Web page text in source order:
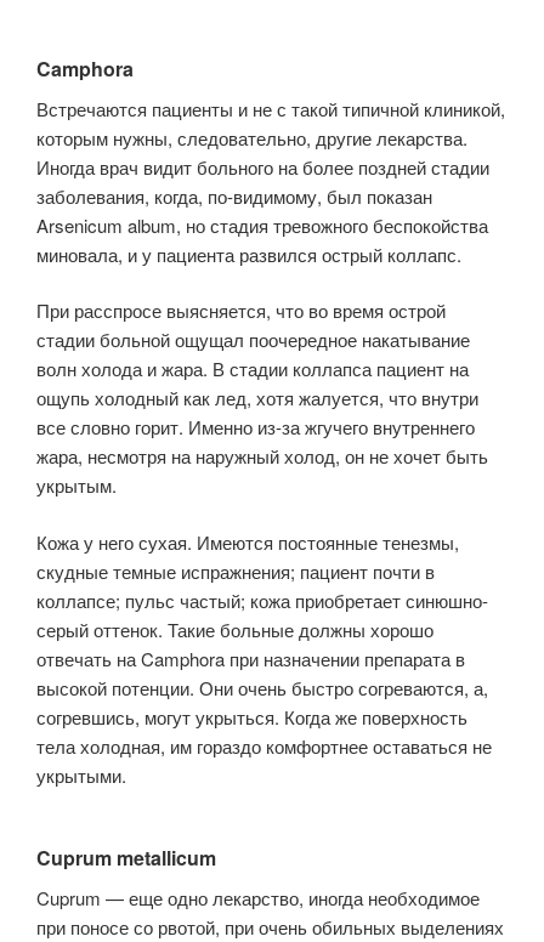
Camphora
Встречаются пациенты и не с такой типичной клиникой,
которым нужны, следовательно, другие лекарства.
Иногда врач видит больного на более поздней стадии
заболевания, когда, по-видимому, был показан
Arsenicum album, но стадия тревожного беспокойства
миновала, и у пациента развился острый коллапс.
При расспросе выясняется, что во время острой
стадии боль­ной ощущал поочередное накатывание
волн холода и жара. В стадии кол­лапса пациент на
ощупь холодный как лед, хотя жалуется, что внутри
все словно горит. Именно из-за жгучего внутреннего
жара, несмотря на наруж­ный холод, он не хочет быть
укрытым.
Кожа у него сухая. Имеются постоянные тенезмы,
скудные темные испражнения; пациент почти в
коллапсе; пульс частый; кожа приобретает синюшно-
серый оттенок. Такие больные должны хорошо
отвечать на Camphora при назначении препарата в
высокой потенции. Они очень быстро согреваются, а,
согрев­шись, могут укрыться. Когда же поверхность
тела холодная, им гораздо ком­фортнее оставаться не
укрытыми.
Cuprum metallicum
Cuprum — еще одно лекарство, иногда необходимое
при поносе со рвотой, при очень обильных выделениях